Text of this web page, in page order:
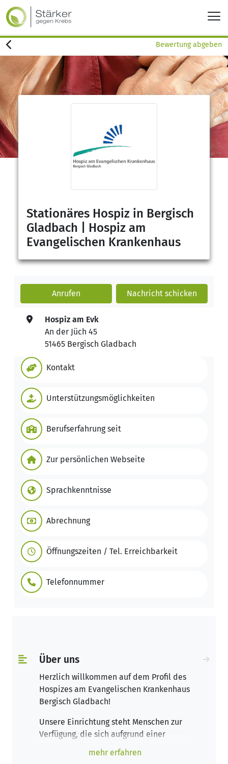
Bewertung abgeben
Stationäres Hospiz in Bergisch
Gladbach | Hospiz am
Evangelischen Krankenhaus
Anrufen Nachricht schicken
Hospiz am Evk
An der Jüch 45
51465 Bergisch Gladbach
Kontakt
Unterstützungsmöglichkeiten
Berufserfahrung seit
Zur persönlichen Webseite
Sprachkenntnisse
Abrechnung
Öffnungszeiten / Tel. Erreichbarkeit
Telefonnummer
Über uns
Herzlich willkommen auf dem Profil des
Hospizes am Evangelischen Krankenhaus
Bergisch Gladbach!
Unsere Einrichtung steht Menschen zur
Verfügung, die sich aufgrund einer
medizinischen und pflegerischen
mehr erfahren